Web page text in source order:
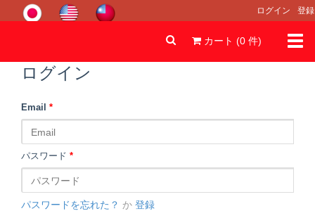
ログイン 登録
カート (0 件)
ログイン
Email *
パスワード *
パスワードを忘れた？ か 登録